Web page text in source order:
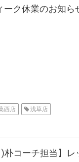
ーク休業のお知
西店 浅草店
)朴コーチ担当】